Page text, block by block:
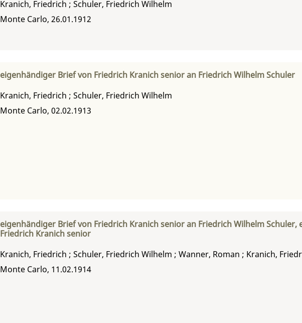
Kranich, Friedrich ; Schuler, Friedrich Wilhelm
Monte Carlo, 26.01.1912
eigenhändiger Brief von Friedrich Kranich senior an Friedrich Wilhelm Schuler
Kranich, Friedrich ; Schuler, Friedrich Wilhelm
Monte Carlo, 02.02.1913
eigenhändiger Brief von Friedrich Kranich senior an Friedrich Wilhelm
Friedrich Kranich senior
Kranich, Friedrich ; Schuler, Friedrich Wilhelm ; Wanner, Roman ; Kranich,
Monte Carlo, 11.02.1914